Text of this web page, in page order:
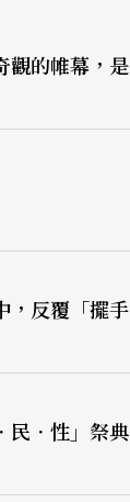
俠
獨白之外，
建立表演環
理想化的
鐵門開關的聲
局，一面呼
可出的地獄之
。
多數受過極
圖心，只是
上或是內容
觀的帷幕，
，反覆「擺
民．性」祭